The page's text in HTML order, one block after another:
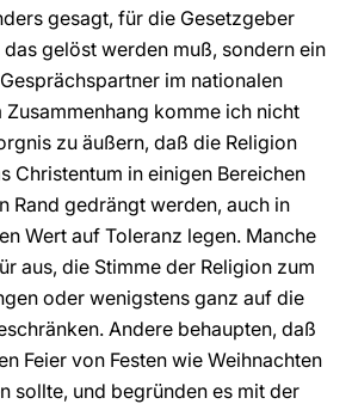
gesagt, für die Gesetzgeber
gelöst werden muß, sondern ein
im nationalen
Zusammenhang komme ich nicht
zu äußern, daß die Religion
Christentum in einigen Bereichen
Rand gedrängt werden, auch in
Wert auf Toleranz legen. Manche
aus, die Stimme der Religion zum
oder wenigstens ganz auf die
Andere behaupten, daß
Feier von Festen wie Weihnachten
sollte, und begründen es mit der